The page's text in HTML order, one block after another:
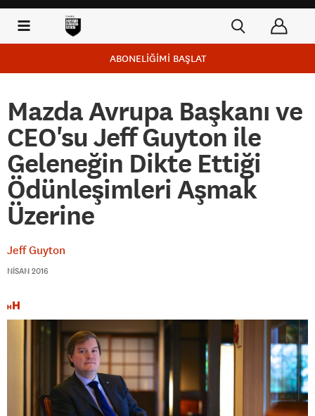
ABONELİĞİMİ BAŞLAT
Mazda Avrupa Başkanı ve
CEO'su Jeff Guyton ile
Geleneğin Dikte Ettiği
Ödünleşimleri Aşmak
Üzerine
Jeff Guyton
NISAN 2016